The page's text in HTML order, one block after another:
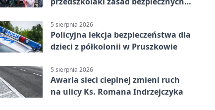
5 sierpnia 2026
Policyjna lekcja bezpieczeństwa dla
dzieci z półkolonii w Pruszkowie
5 sierpnia 2026
Awaria sieci cieplnej zmieni ruch
na ulicy Ks. Romana Indrzejczyka